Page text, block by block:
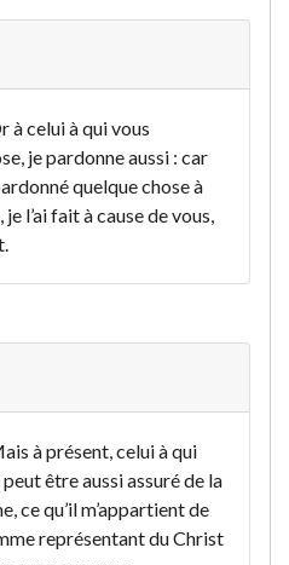
à celui à qui vous
je pardonne aussi : car
quelque chose à
l’ai fait à cause de vous,
à présent, celui à qui
être aussi assuré de la
ce qu’il m’appartient de
représentant du Christ